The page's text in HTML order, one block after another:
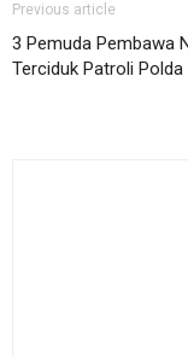
Previous article
3 Pemuda Pembawa
Terciduk Patroli Polda